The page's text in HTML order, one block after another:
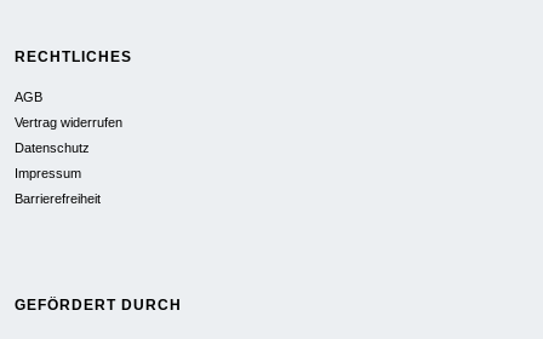
RECHTLICHES
AGB
Vertrag widerrufen
Datenschutz
Impressum
Barrierefreiheit
GEFÖRDERT DURCH